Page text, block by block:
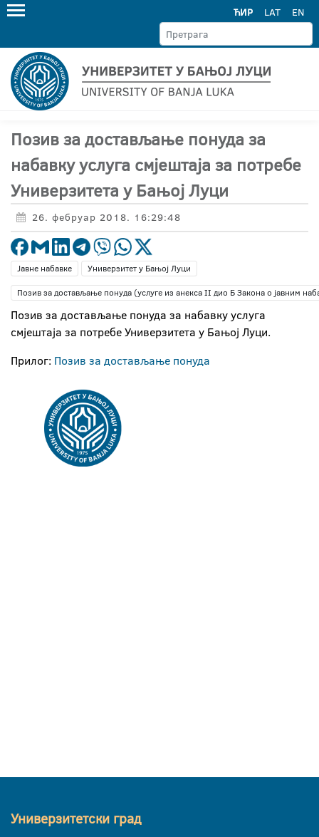
ЋИР LAT EN
Позив за достављање понуда за
набавку услуга смјештаја за потребе
Универзитета у Бањој Луци
26. фебруар 2018. 16:29:48
Јавне набавке
Универзитет у Бањој Луци
Позив за достављање понуда (услуге из анекса II дио Б Закона о јавним
Позив за достављање понуда за набавку услуга
смјештаја за потребе Универзитета у Бањој Луци.
Прилог: Позив за достављање понуда
Универзитетски град